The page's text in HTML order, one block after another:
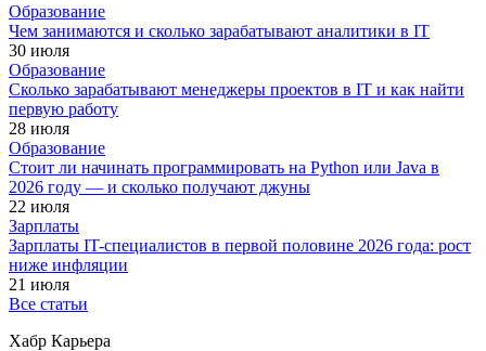
Образование
Чем занимаются и сколько зарабатывают аналитики в IT
30 июля
Образование
Сколько зарабатывают менеджеры проектов в IT и как найти
первую работу
28 июля
Образование
Стоит ли начинать программировать на Python или Java в
2026 году — и сколько получают джуны
22 июля
Зарплаты
Зарплаты IT-специалистов в первой половине 2026 года: рост
ниже инфляции
21 июля
Все статьи
Хабр Карьера